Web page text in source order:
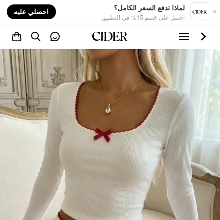
لماذا تدفع السعر الكامل؟
احصل على خصم 15% في التطبيق
احصلي عليه